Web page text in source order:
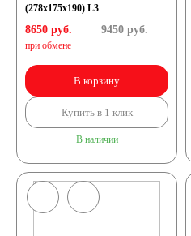
(278x175x190) L3
8650 руб.
при обмене
9450руб.
В корзину
Купить в 1 клик
В наличии